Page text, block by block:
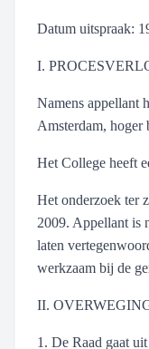
Datum uitspraak:
I.
Namens appellant
Amsterdam, hoger
Het College heeft
Het onderzoek ter
2009. Appellant is
laten
werkzaam bij de
II.
1. De Raad gaat